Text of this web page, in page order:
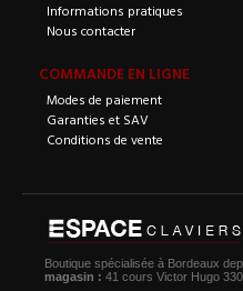
Informations pratiques
Nous contacter
COMMANDE EN LIGNE
Modes de paiement
Garanties et SAV
Conditions de vente
Boutique spécialisée à Bordeaux
magasin : 41 cours Victor Hugo